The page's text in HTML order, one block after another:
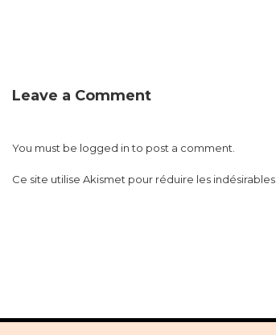
Leave a Comment
You must be logged into post a comment.
Ce site utilise Akismet pour réduire les indésirables.